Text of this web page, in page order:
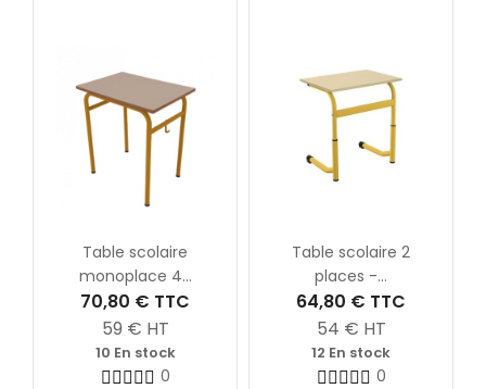
Table scolaire
monoplace 4...
70,80 € TTC
59 € HT
10 En stock
0
Table scolaire 2
places -...
64,80 € TTC
54 € HT
12 En stock
0